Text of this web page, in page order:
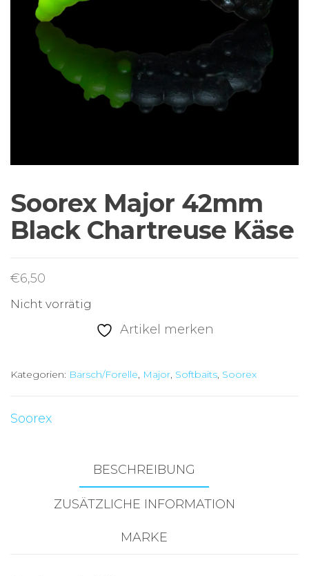
Zubehör für das
Brandungsangeln.
Soorex Major 42mm
Black Chartreuse Käse
€6,50
Nicht vorrätig
Artikel merken
Kategorien: Barsch/Forelle, Major, Softbaits, Soorex
Soorex
BESCHREIBUNG
ZUSÄTZLICHE INFORMATION
MARKE